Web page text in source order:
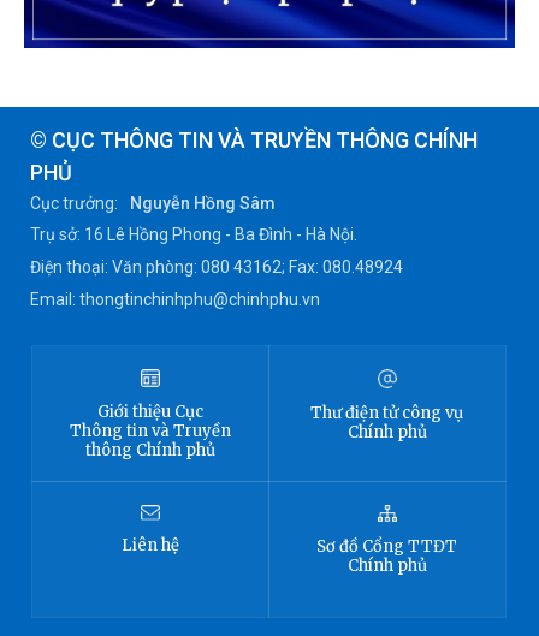
© CỤC THÔNG TIN VÀ TRUYỀN THÔNG CHÍNH
PHỦ
Cục trưởng:
Nguyễn Hồng Sâm
Trụ sở: 16 Lê Hồng Phong - Ba Đình - Hà Nội.
Điện thoại: Văn phòng: 080 43162; Fax: 080.48924
Email: thongtinchinhphu@chinhphu.vn
Giới thiệu Cục
Thông tinvà Truyền
thông Chính phủ
Thư điện tử công vụ
Chính phủ
Liên hệ Sơ đồ Cổng TTĐT
Chính phủ